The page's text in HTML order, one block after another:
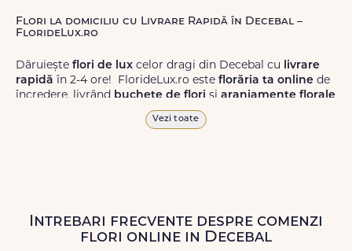
Flori la domiciliu cu Livrare Rapidă în Decebal –
FlorideLux.ro
Dăruiește flori de lux celor dragi din Decebal cu livrare
rapidă în 2-4 ore! FlorideLux.ro este florăria ta online de
încredere, livrând buchete de flori și aranjamente florale
de calitate superioară în Decebal și în toată România.
Livrăm buchete de florichiar și în weekend, pentru ca tu
să poți adresa un gest frumos atunci când ai nevoie.
Vezi toate
Intrebari frecvente despre comenzi
flori online in Decebal